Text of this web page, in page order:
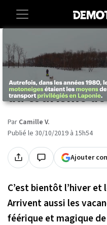
Accueil
En Laponie,
traineaux sont
du tourisme
Par Camille V.
Publié le 30/10/2019 à 15h54
Ajouter
C’est bientôt l’hiver et
Arrivent aussi les
féérique et magique